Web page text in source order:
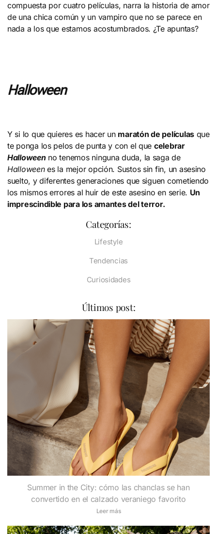
compuesta por cuatro películas, narra la historia de amor
de una chica común y un vampiro que no se parece en
nada a los que estamos acostumbrados. ¿Te apuntas?
Halloween
Y si lo que quieres es hacer un maratón de películasque
te ponga los pelos de punta y con el que celebrar
Halloweenno tenemos ninguna duda, la saga de
Halloweenes la mejor opción. Sustos sin fin, un asesino
suelto, y diferentes generaciones que siguen cometiendo
los mismos errores al huir de este asesino en serie. Un
imprescindible para los amantes del terror.
Categorías:
Lifestyle
Tendencias
Curiosidades
Últimos post:
Summer in the City: cómo las chanclas se han
convertido en el calzado veraniego favorito
Leer más